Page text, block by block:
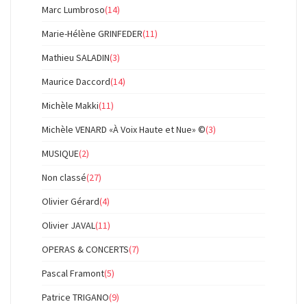
Marc Lumbroso(14)
Marie-Hélène GRINFEDER(11)
Mathieu SALADIN(3)
Maurice Daccord(14)
Michèle Makki(11)
Michèle VENARD «À Voix Haute et Nue» ©(3)
MUSIQUE(2)
Non classé(27)
Olivier Gérard(4)
Olivier JAVAL (11)
OPERAS & CONCERTS(7)
Pascal Framont(5)
Patrice TRIGANO(9)